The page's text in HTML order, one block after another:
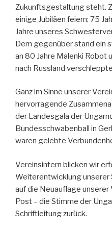
Zukunftsgestaltung steht.
einige Jubiläen feiern: 75
Jahre unseres
Dem gegenüber stand ein
an 80 Jahre Malenki Robot
nach Russland
Ganz im Sinne unserer
hervorragende
der Landesgala der
Bundesschwabenball in
waren gelebte
Vereinsintern blicken wir
Weiterentwicklung unserer
auf die Neuauflage
Post – die Stimme der
Schriftleitung zurück.